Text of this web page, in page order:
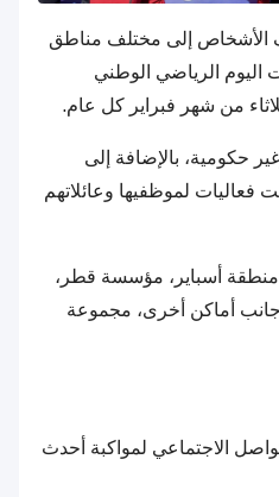
الأشخاص إلى مختلف مناطق
اليوم الرياضي الوطني
من شهر فبراير كل عام.
وغير حكومية، بالإضافة إلى
لموظفيها وعائلاتهم
منطقة أسباير، مؤسسة قطر،
أماكن أخرى، مجموعة
الاجتماعي لمواكبة أحدث